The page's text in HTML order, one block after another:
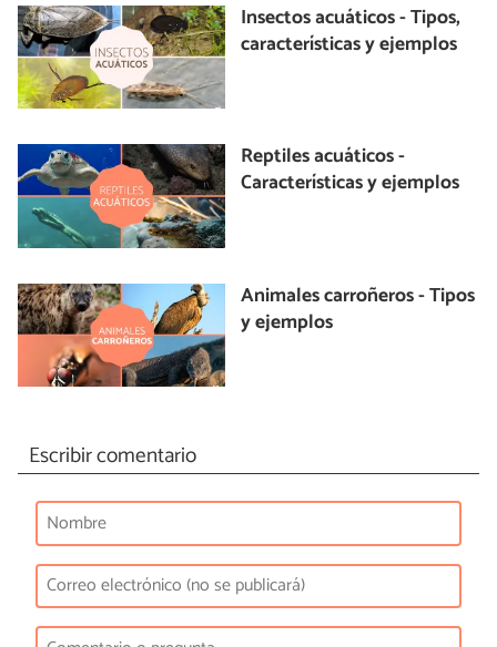
Insectos acuáticos - Tipos,
características y ejemplos
Reptiles acuáticos -
Características y ejemplos
Animales carroñeros - Tipos
y ejemplos
Escribir comentario